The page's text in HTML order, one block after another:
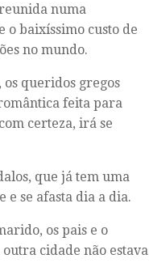
numa
o baixíssimo custo de
no mundo.
os queridos gregos
feita para
certeza, irá se
que já tem uma
e se afasta dia a dia.
os pais e o
cidade não estava